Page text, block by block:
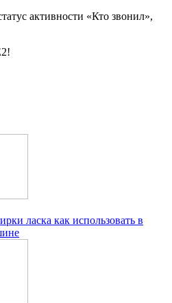
активности «Кто звонил»,
ласка как использовать в